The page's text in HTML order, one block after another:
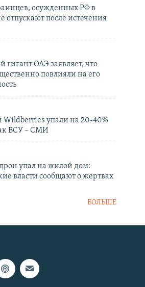
осужденных РФ в
отпускают после истечения
гигант ОАЭ заявляет, что
повлияли на его
упали на 20-40%
ВСУ – СМИ
упал на жилой дом:
власти сообщают о жертвах
БОЛЬШЕ